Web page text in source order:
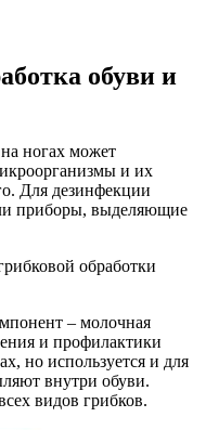
обуви и
ногах может
и их
Для дезинфекции
приборы, выделяющие
обработки
– молочная
и профилактики
но используется и для
внутри обуви.
видов грибков.